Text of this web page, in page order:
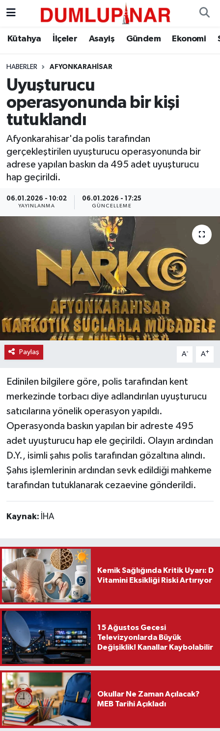
Kütahya İlçeler Asayiş Gündem Ekonomi
HABERLER AFYONKARAHISAR
Uyuşturucu
operasyonunda bir kişi
tutuklandı
Afyonkarahisar'da polis tarafından
gerçekleştirilen uyuşturucu operasyonunda bir
adrese yapılan baskın da 495 adet uyuşturucu
hap geçirildi.
06.01.2026 - 10:02
YAYINLANMA
06.01.2026 - 17:25
GÜNCELLEME
Paylaş A- A+
Edinilen bilgilere göre, polis tarafından kent
merkezinde torbacı diye adlandırılan uyuşturucu
satıcılarına yönelik operasyon yapıldı.
Operasyonda baskın yapılan bir adreste 495
adet uyuşturucu hap ele geçirildi. Olayın ardından
D.Y., isimli şahıs polis tarafından gözaltına alındı.
Şahıs işlemlerinin ardından sevk edildiği mahkeme
tarafından tutuklanarak cezaevine gönderildi.
Kaynak: İHA
Kemik Sağlığında Kritik Uyarı: D
Vitamini Eksikliği Riski Artırıyor
15 Ağustos Gecesi
Televizyonlarda Büyük
Değişiklik! Kanallar Kaybolabilir
Okullar Ne Zaman Açılacak?
MEB Tarihi Açıkladı
Asayiş
Diğer
Dünya
Eğitim
Ekonomi
Eleman
Haber İlanlar
Kültür-Sanat
Magazin
Resmi İlanlar
Seri İlan
Siyaset
Spor
Vasıta
Vefat Haberleri
Kütahya Hava Durumu
Kütahya Trafik Yoğunluk Haritası
Süper Lig Puan Durumu ve Fikstür
Tüm Manşetler
Son Dakika Haberleri
Haber Arşivi